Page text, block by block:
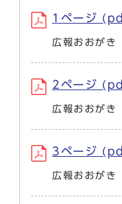
1ページ
広報おおが
2ページ
広報おおが
3ページ
広報おおが